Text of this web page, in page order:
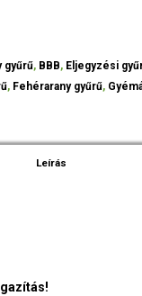
gyűrű, BBB, Eljegyzési
, Fehérarany gyűrű,
Leírás